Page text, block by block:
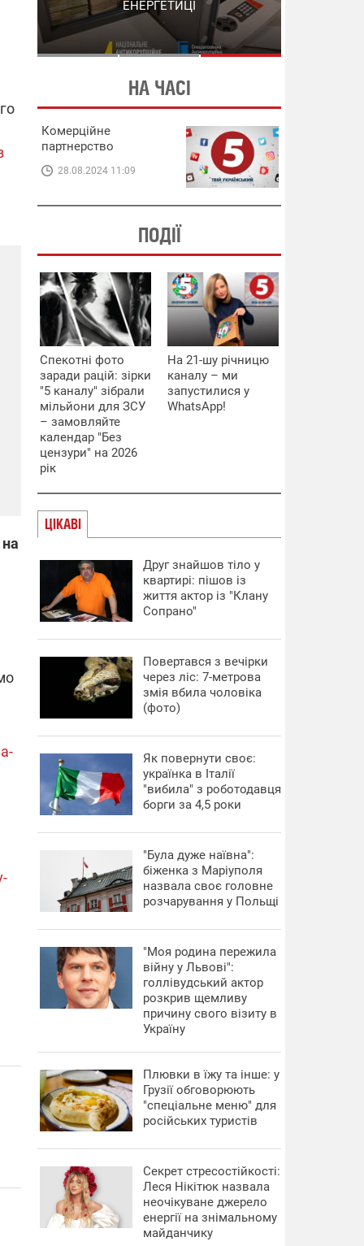
СХЕМИ В ЕНЕРГЕТИЦІ
ЕНЕРГЕТИЦІ
НА ЧАСІ
Комерційне
партнерство
28.08.2024 11:09
ПОДІЇ
Спекотні фото
заради рацій: зірки
"5 каналу" зібрали
мільйони для ЗСУ
– замовляйте
календар "Без
цензури" на 2026
рік
На 21-шу річницю
каналу – ми
запустилися у
WhatsApp!
ЦІКАВІ
Друг знайшов тіло у
квартирі: пішов із
життя актор із "Клану
Сопрано"
Повертався з вечірки
через ліс: 7-метрова
змія вбила чоловіка
(фото)
​Як повернути своє:
українка в Італії
"вибила" з роботодавця
борги за 4,5 роки
"Була дуже наївна":
біженка з Маріуполя
назвала своє головне
розчарування у Польщі
"Моя родина пережила
війну у Львові":
голлівудський актор
розкрив щемливу
причину свого візиту в
Україну
Плювки в їжу та інше: у
Грузії обговорюють
"спеціальне меню" для
російських туристів
Секрет стресостійкості:
Леся Нікітюк назвала
неочікуване джерело
енергії на знімальному
майданчику